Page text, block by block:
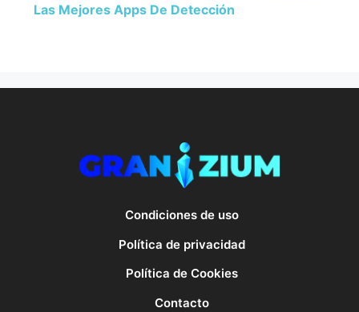
Las Mejores Apps De Detección
Condiciones de uso
Política de privacidad
Política de Cookies
Contacto